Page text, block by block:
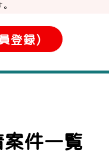
登録)
件一覧